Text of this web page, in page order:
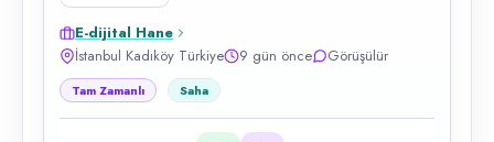
E-dijital Hane
İstanbul Kadıköy Türkiye
9 gün önce Görüşülür
Tam Zamanlı Saha